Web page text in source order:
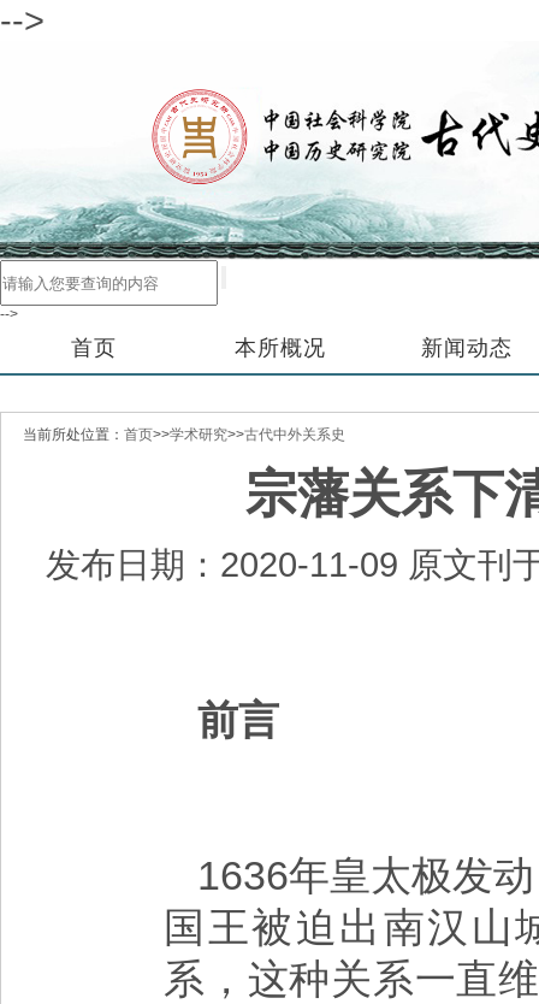
-->
-->
首页 本所概况 新闻动态
当前所处位置： 首页>>学术研究>>古代中外关系史
宗藩关系下
发布日期：2020-11-09 原文刊
前言
1636年皇太极发
国王被迫出南汉山
系，这种关系一直